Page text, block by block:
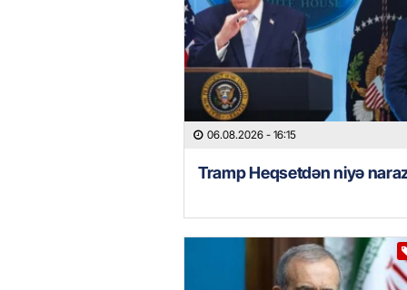
06.08.2026 - 16:15
Tramp Heqsetdən niyə